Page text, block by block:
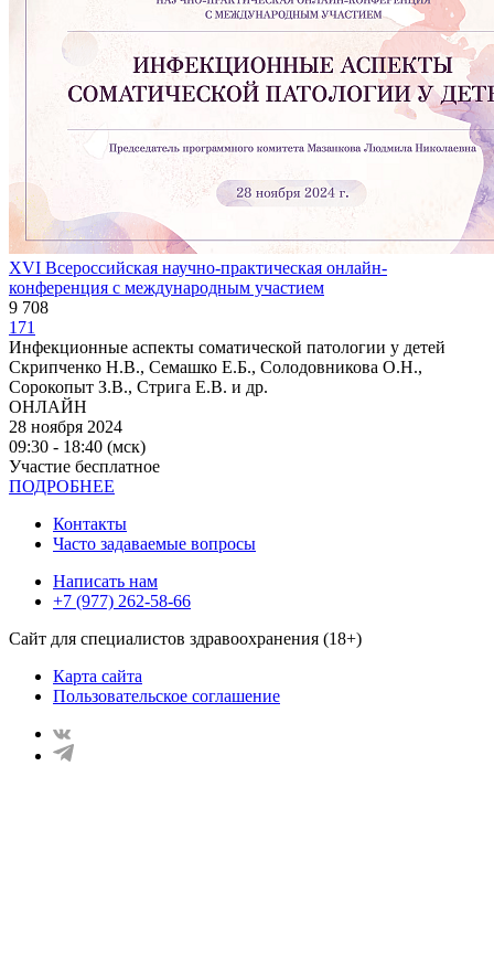
XVI Всероссийская научно-практическая онлайн-
конференция с международным участием
9 708
171
Инфекционные аспекты соматической патологии у детей
Скрипченко Н.В., Семашко Е.Б., Солодовникова О.Н.,
Сорокопыт З.В., Стрига Е.В. и др.
ОНЛАЙН
28 ноября 2024
09:30 - 18:40 (мск)
Участие бесплатное
ПОДРОБНЕЕ
Контакты
Часто задаваемые вопросы
Написать нам
+7 (977) 262-58-66
Сайт для специалистов здравоохранения (18+)
Карта сайта
Пользовательское соглашение